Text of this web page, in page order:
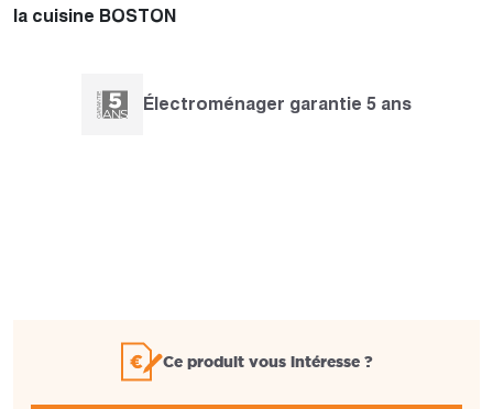
la cuisine BOSTON
Électroménager garantie 5 ans
Ce produit vous intéresse ?